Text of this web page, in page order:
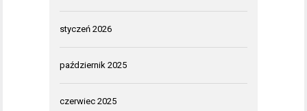
styczeń 2026
październik 2025
czerwiec 2025